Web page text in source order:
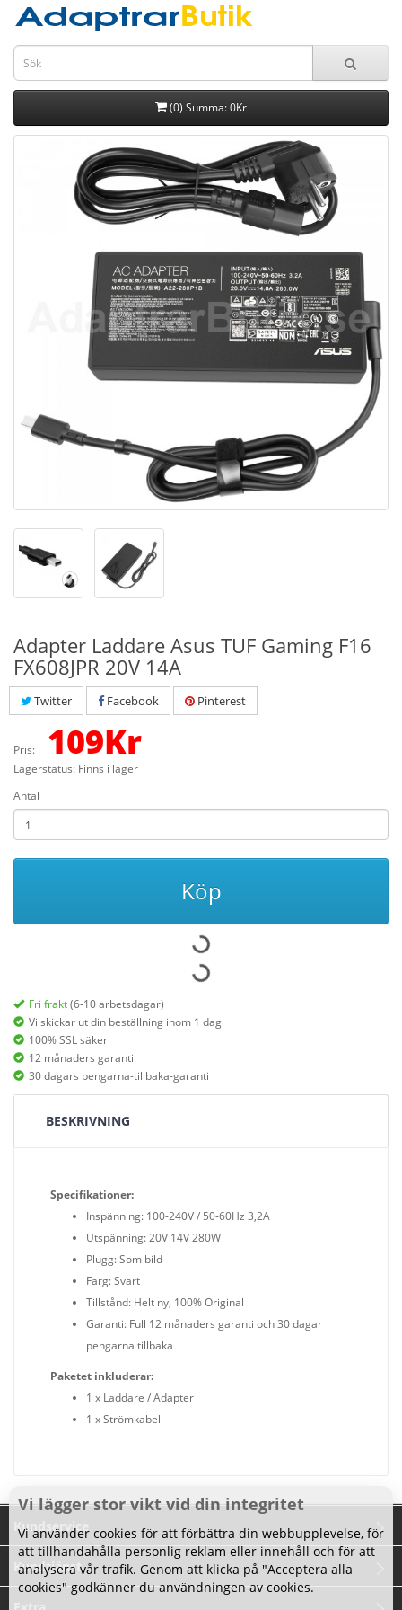
(0) Summa: 0Kr
Adapter Laddare Asus TUF Gaming F16
FX608JPR 20V 14A
Twitter Facebook Pinterest
Pris: 109Kr
Lagerstatus: Finns i lager
Antal
Köp
Fri frakt(6-10 arbetsdagar)
Vi skickar ut din beställning inom 1 dag
100% SSL säker
12 månaders garanti
30 dagars pengarna-tillbaka-garanti
BESKRIVNING
Specifikationer:
Inspänning: 100-240V / 50-60Hz 3,2A
Utspänning: 20V 14V 280W
Plugg: Som bild
Färg: Svart
Tillstånd: Helt ny, 100% Original
Garanti: Full 12 månaders garanti och 30 dagar
pengarna tillbaka
Paketet inkluderar:
1 x Laddare / Adapter
1 x Strömkabel
Kundservice
Kundtjänst
Vi lägger stor vikt vid din integritet
Vi använder cookies för att förbättra din webbupplevelse, för
att tillhandahålla personlig reklam eller innehåll och för att
analysera vår trafik. Genom att klicka på "Acceptera alla
cookies" godkänner du användningen av cookies.